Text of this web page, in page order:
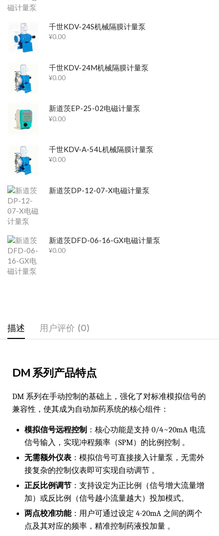
千世KDV-24S机械隔膜计量泵
¥0.00
千世KDV-24M机械隔膜计量泵
¥0.00
新道茨EP-25-02电磁计量泵
¥0.00
千世KDV-A-54L机械隔膜计量泵
¥0.00
新道茨DP-12-07-X电磁计量泵
新道茨DFD-06-16-GX电磁计量泵
¥0.00
描述 用户评价 (0)
DM 系列产品特点
DM 系列在手动控制的基础上，强化了对标准模拟信号的
兼容性，使其成为自动加药系统的核心组件：
模拟信号远程控制 ：核心功能是支持 0/4~20mA 电流
信号输入，实现冲程频率（SPM）的比例控制 。
无需额外仪表 ：模拟信号可直接接入计量泵，无需外
接复杂的控制仪表即可实现自动调节 。
正反比例调节 ：支持设定为正比例（信号增大流量增
加）或反比例（信号越小流量越大）投加模式。
两点校准功能：用户可通过设定 4-20mA 之间的两个
点及其对应的频率，精准控制药液投加量 。